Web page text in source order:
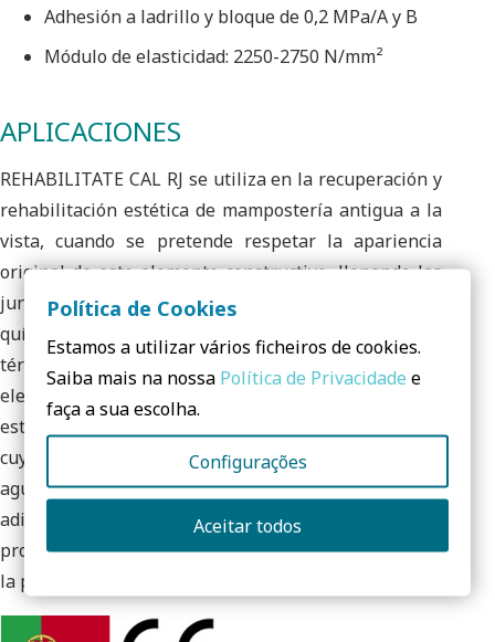
Adhesión a ladrillo y bloque de 0,2 MPa/A y B
Módulo de elasticidad: 2250-2750 N/mm²
APLICACIONES
REHABILITATE CAL RJ se utiliza en la recuperación y
rehabilitación estética de mampostería antigua a la
vista, cuando se pretende respetar la apariencia
original de este elemento constructivo, llenando las
juntas entre los elementos. Su caracterización físico-
química le permite tener un gran rendimiento en
términos de adhesión a los diversos tipos de
elementos de piedra que constituyen los soportes de
esta naturaleza. REHAILITA CAL RJ es un mortero
cuya aplicación presupone su exposición directa al
agua de lluvia, por lo que su composición incluye
adiciones de agentes específicos para mejorar sus
propiedades hidrofóbicas, asegurando el aliento de
la pared.
Política de Cookies
Estamos a utilizar vários ficheiros de cookies.
Saiba mais na nossa Política de Privacidade e
faça a sua escolha.
Configurações
Aceitar todos